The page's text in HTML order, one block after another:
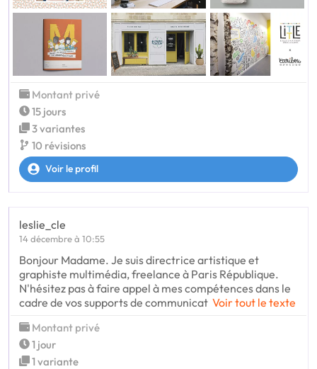
Montant privé
15 jours
3 variantes
10 révisions
Voir le profil
leslie_cle
14 décembre à 10:55
Bonjour Madame. Je suis directrice artistique et
graphiste multimédia, freelance à Paris République.
N'hésitez pas à faire appel à mes compétences dans le
cadre de vos supports de communicat Voir tout le texte
Montant privé
1 jour
1 variante